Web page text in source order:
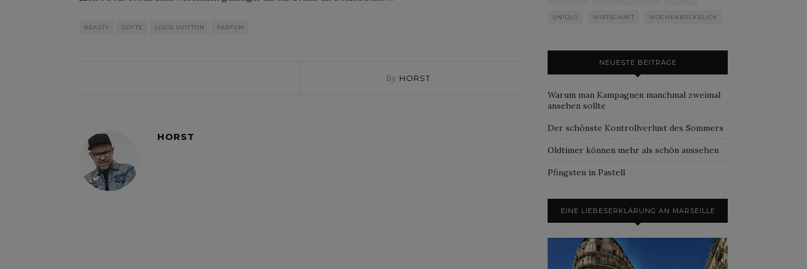
BEAUTY DÜFTE LOUIS VUITTON PARFUM
By HORST
HORST
UNIQLO WIRTSCHAFT WOCHENRÜCKBLICK
NEUESTE BEITRÄGE
Warum man Kampagnen manchmal zweimal
ansehen sollte
Der schönste Kontrollverlust des Sommers
Oldtimer können mehr als schön aussehen
Pfingsten in Pastell
EINE LIEBESERKLÄRUNG AN MARSEILLE